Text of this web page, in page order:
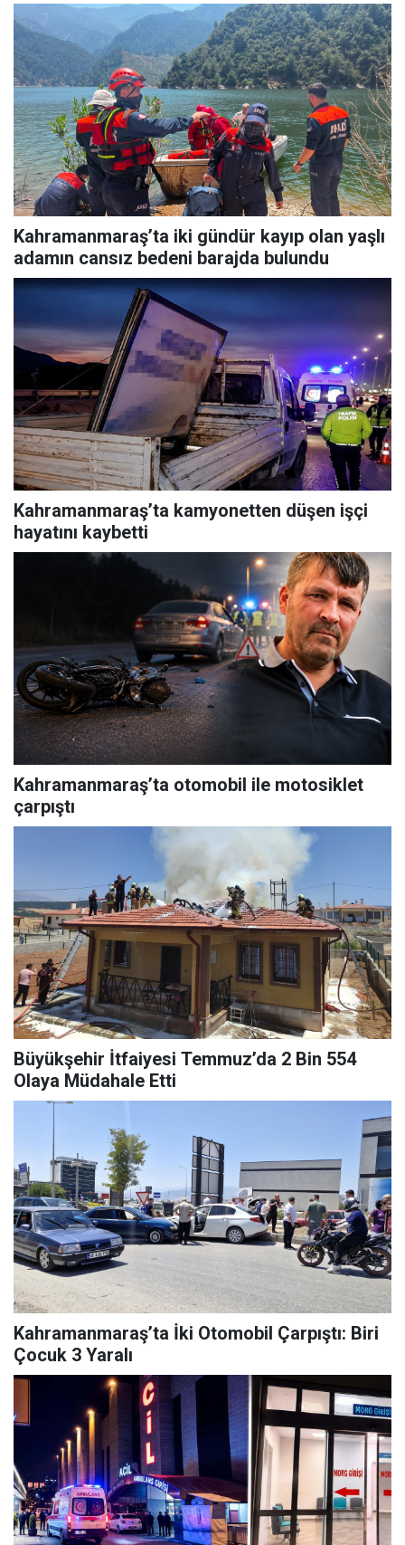
Kahramanmaraş’ta iki gündür kayıp olan yaşlı
adamın cansız bedeni barajda bulundu
Kahramanmaraş’ta kamyonetten düşen işçi
hayatını kaybetti
Kahramanmaraş’ta otomobil ile motosiklet
çarpıştı
Büyükşehir İtfaiyesi Temmuz’da 2 Bin 554
Olaya Müdahale Etti
Kahramanmaraş’ta İki Otomobil Çarpıştı: Biri
Çocuk 3 Yaralı